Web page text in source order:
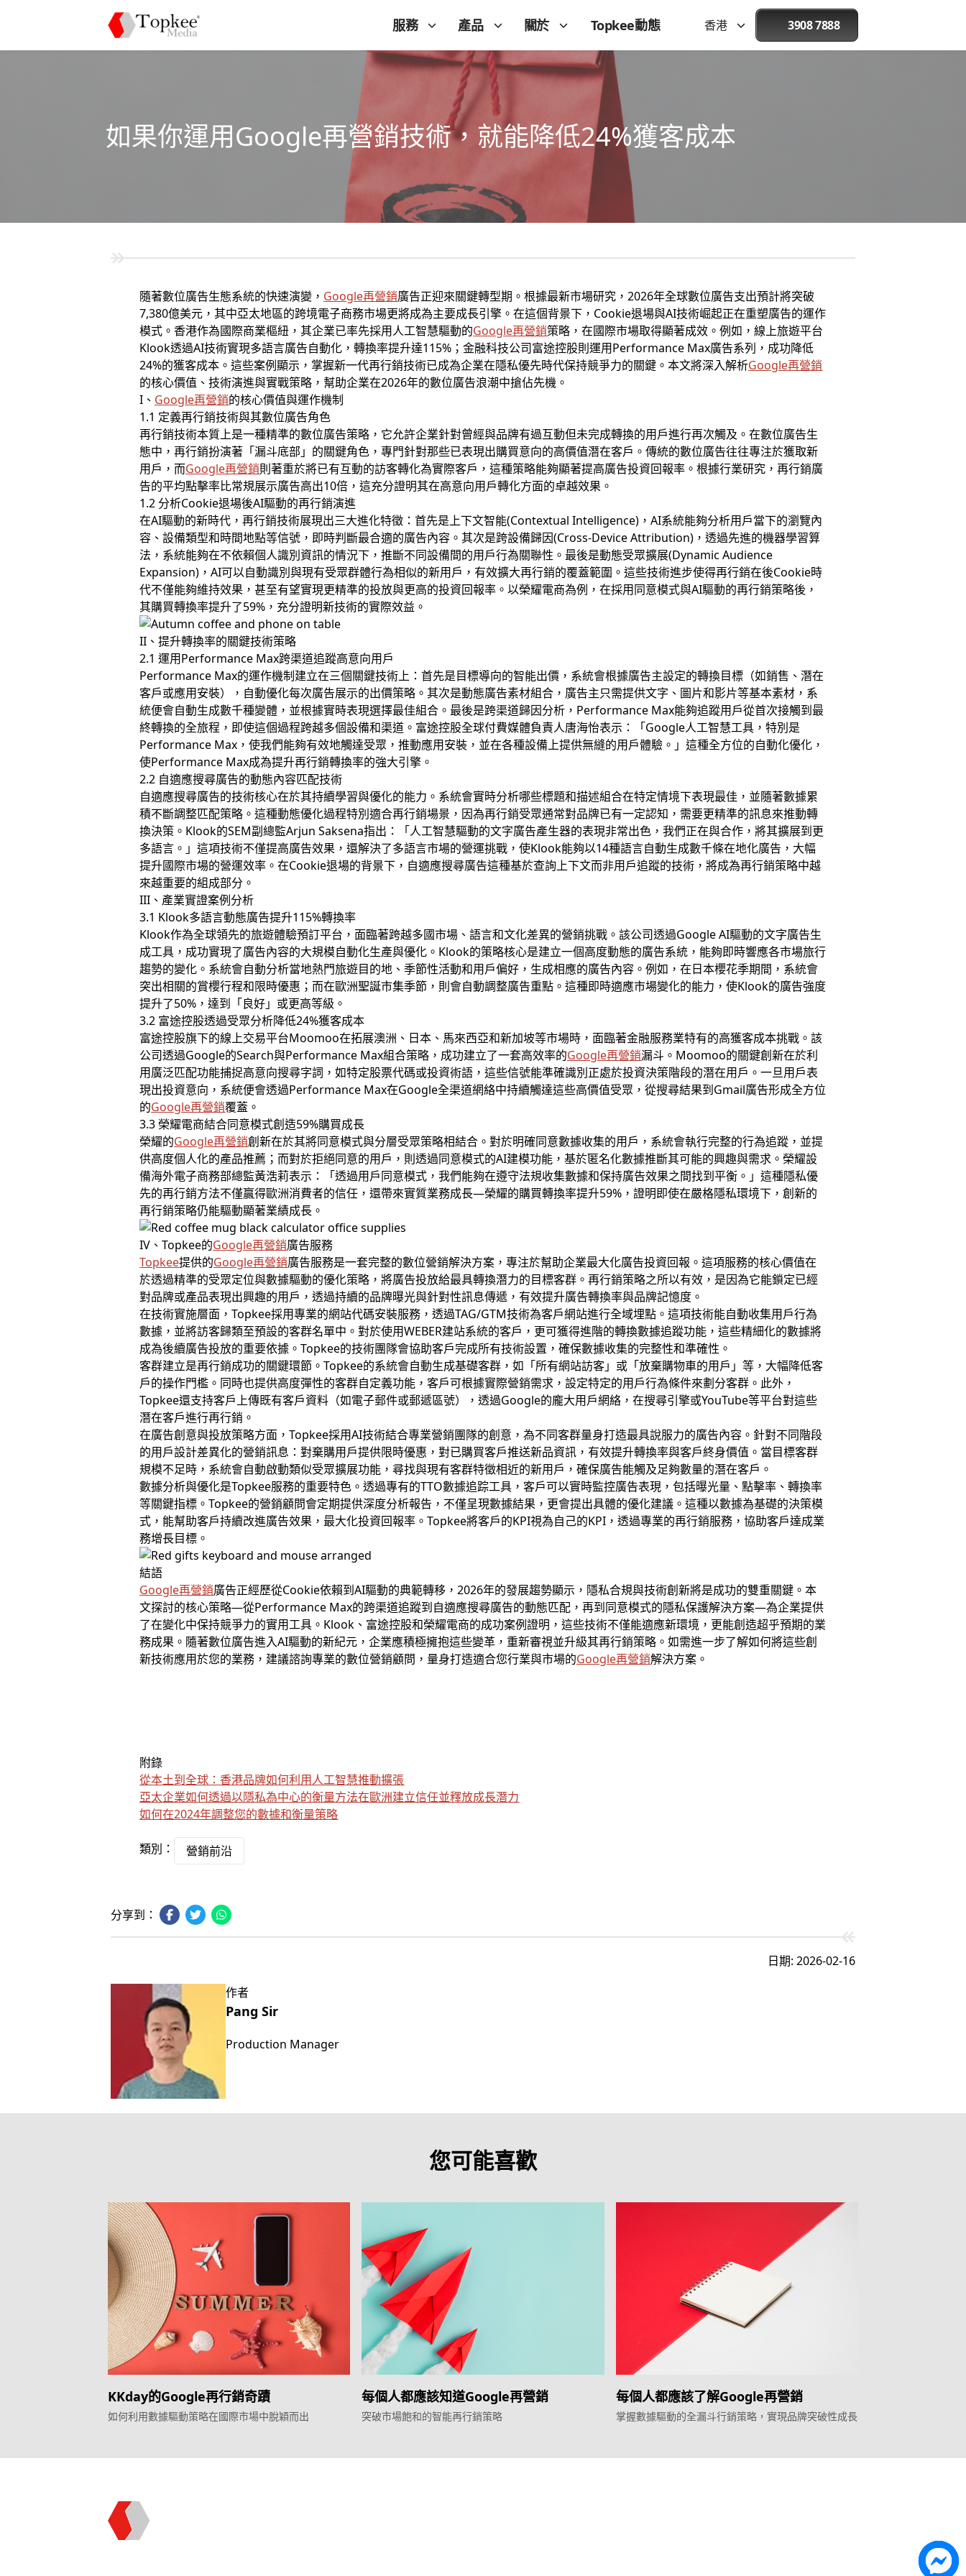
服務 產品 關於 Topkee動態 香港 3908 7888
如果你運用Google再營銷技術，就能降低24%獲客成本
隨著數位廣告生態系統的快速演變， Google再營銷廣告正迎來關鍵轉型期。根據最新市場研究，2026年全球數位廣告支出預計將突破
7,380億美元，其中亞太地區的跨境電子商務市場更將成為主要成長引擎。在這個背景下，Cookie退場與AI技術崛起正在重塑廣告的運作
模式。香港作為國際商業樞紐，其企業已率先採用人工智慧驅動的Google再營銷策略，在國際市場取得顯著成效。例如，線上旅遊平台
Klook透過AI技術實現多語言廣告自動化，轉換率提升達115%；金融科技公司富途控股則運用Performance Max廣告系列，成功降低
24%的獲客成本。這些案例顯示，掌握新一代再行銷技術已成為企業在隱私優先時代保持競爭力的關鍵。本文將深入解析Google再營銷
的核心價值、技術演進與實戰策略，幫助企業在2026年的數位廣告浪潮中搶佔先機。
I、 Google再營銷的核心價值與運作機制
1.1 定義再行銷技術與其數位廣告角色
再行銷技術本質上是一種精準的數位廣告策略，它允許企業針對曾經與品牌有過互動但未完成轉換的用戶進行再次觸及。在數位廣告生
態中，再行銷扮演著「漏斗底部」的關鍵角色，專門針對那些已表現出購買意向的高價值潛在客戶。傳統的數位廣告往往專注於獲取新
用戶，而Google再營銷則著重於將已有互動的訪客轉化為實際客戶，這種策略能夠顯著提高廣告投資回報率。根據行業研究，再行銷廣
告的平均點擊率比常規展示廣告高出10倍，這充分證明其在高意向用戶轉化方面的卓越效果。
1.2 分析Cookie退場後AI驅動的再行銷演進
在AI驅動的新時代，再行銷技術展現出三大進化特徵：首先是上下文智能(Contextual Intelligence)，AI系統能夠分析用戶當下的瀏覽內
容、設備類型和時間地點等信號，即時判斷最合適的廣告內容。其次是跨設備歸因(Cross-Device Attribution)，透過先進的機器學習算
法，系統能夠在不依賴個人識別資訊的情況下，推斷不同設備間的用戶行為關聯性。最後是動態受眾擴展(Dynamic Audience
Expansion)，AI可以自動識別與現有受眾群體行為相似的新用戶，有效擴大再行銷的覆蓋範圍。這些技術進步使得再行銷在後Cookie時
代不僅能夠維持效果，甚至有望實現更精準的投放與更高的投資回報率。以榮耀電商為例，在採用同意模式與AI驅動的再行銷策略後，
其購買轉換率提升了59%，充分證明新技術的實際效益。
II、提升轉換率的關鍵技術策略
2.1 運用Performance Max跨渠道追蹤高意向用戶
Performance Max的運作機制建立在三個關鍵技術上：首先是目標導向的智能出價，系統會根據廣告主設定的轉換目標（如銷售、潛在
客戶或應用安裝），自動優化每次廣告展示的出價策略。其次是動態廣告素材組合，廣告主只需提供文字、圖片和影片等基本素材，系
統便會自動生成數千種變體，並根據實時表現選擇最佳組合。最後是跨渠道歸因分析，Performance Max能夠追蹤用戶從首次接觸到最
終轉換的全旅程，即使這個過程跨越多個設備和渠道。富途控股全球付費媒體負責人唐海怡表示：「Google人工智慧工具，特別是
Performance Max，使我們能夠有效地觸達受眾，推動應用安裝，並在各種設備上提供無縫的用戶體驗。」這種全方位的自動化優化，
使Performance Max成為提升再行銷轉換率的強大引擎。
2.2 自適應搜尋廣告的動態內容匹配技術
自適應搜尋廣告的技術核心在於其持續學習與優化的能力。系統會實時分析哪些標題和描述組合在特定情境下表現最佳，並隨著數據累
積不斷調整匹配策略。這種動態優化過程特別適合再行銷場景，因為再行銷受眾通常對品牌已有一定認知，需要更精準的訊息來推動轉
換決策。Klook的SEM副總監Arjun Saksena指出：「人工智慧驅動的文字廣告產生器的表現非常出色，我們正在與合作，將其擴展到更
多語言。」這項技術不僅提高廣告效果，還解決了多語言市場的營運挑戰，使Klook能夠以14種語言自動生成數千條在地化廣告，大幅
提升國際市場的營運效率。在Cookie退場的背景下，自適應搜尋廣告這種基於查詢上下文而非用戶追蹤的技術，將成為再行銷策略中越
來越重要的組成部分。
III、產業實證案例分析
3.1 Klook多語言動態廣告提升115%轉換率
Klook作為全球領先的旅遊體驗預訂平台，面臨著跨越多國市場、語言和文化差異的營銷挑戰。該公司透過Google AI驅動的文字廣告生
成工具，成功實現了廣告內容的大規模自動化生產與優化。Klook的策略核心是建立一個高度動態的廣告系統，能夠即時響應各市場旅行
趨勢的變化。系統會自動分析當地熱門旅遊目的地、季節性活動和用戶偏好，生成相應的廣告內容。例如，在日本櫻花季期間，系統會
突出相關的賞櫻行程和限時優惠；而在歐洲聖誕市集季節，則會自動調整廣告重點。這種即時適應市場變化的能力，使Klook的廣告強度
提升了50%，達到「良好」或更高等級。
3.2 富途控股透過受眾分析降低24%獲客成本
富途控股旗下的線上交易平台Moomoo在拓展澳洲、日本、馬來西亞和新加坡等市場時，面臨著金融服務業特有的高獲客成本挑戰。該
公司透過Google的Search與Performance Max組合策略，成功建立了一套高效率的Google再營銷漏斗。Moomoo的關鍵創新在於利
用廣泛匹配功能捕捉高意向搜尋字詞，如特定股票代碼或投資術語，這些信號能準確識別正處於投資決策階段的潛在用戶。一旦用戶表
現出投資意向，系統便會透過Performance Max在Google全渠道網絡中持續觸達這些高價值受眾，從搜尋結果到Gmail廣告形成全方位
的Google再營銷覆蓋。
3.3 榮耀電商結合同意模式創造59%購買成長
榮耀的Google再營銷創新在於其將同意模式與分層受眾策略相結合。對於明確同意數據收集的用戶，系統會執行完整的行為追蹤，並提
供高度個人化的產品推薦；而對於拒絕同意的用戶，則透過同意模式的AI建模功能，基於匿名化數據推斷其可能的興趣與需求。榮耀設
備海外電子商務部總監黃浩莉表示：「透過用戶同意模式，我們能夠在遵守法規收集數據和保持廣告效果之間找到平衡。」這種隱私優
先的再行銷方法不僅贏得歐洲消費者的信任，還帶來實質業務成長—榮耀的購買轉換率提升59%，證明即使在嚴格隱私環境下，創新的
再行銷策略仍能驅動顯著業績成長。
IV、Topkee的Google再營銷廣告服務
Topkee提供的Google再營銷廣告服務是一套完整的數位營銷解決方案，專注於幫助企業最大化廣告投資回報。這項服務的核心價值在
於透過精準的受眾定位與數據驅動的優化策略，將廣告投放給最具轉換潛力的目標客群。再行銷策略之所以有效，是因為它能鎖定已經
對品牌或產品表現出興趣的用戶，透過持續的品牌曝光與針對性訊息傳遞，有效提升廣告轉換率與品牌記憶度。
在技術實施層面，Topkee採用專業的網站代碼安裝服務，透過TAG/GTM技術為客戶網站進行全域埋點。這項技術能自動收集用戶行為
數據，並將訪客歸類至預設的客群名單中。對於使用WEBER建站系統的客戶，更可獲得進階的轉換數據追蹤功能，這些精細化的數據將
成為後續廣告投放的重要依據。Topkee的技術團隊會協助客戶完成所有技術設置，確保數據收集的完整性和準確性。
客群建立是再行銷成功的關鍵環節。Topkee的系統會自動生成基礎客群，如「所有網站訪客」或「放棄購物車的用戶」等，大幅降低客
戶的操作門檻。同時也提供高度彈性的客群自定義功能，客戶可根據實際營銷需求，設定特定的用戶行為條件來劃分客群。此外，
Topkee還支持客戶上傳既有客戶資料（如電子郵件或郵遞區號），透過Google的龐大用戶網絡，在搜尋引擎或YouTube等平台對這些
潛在客戶進行再行銷。
在廣告創意與投放策略方面，Topkee採用AI技術結合專業營銷團隊的創意，為不同客群量身打造最具說服力的廣告內容。針對不同階段
的用戶設計差異化的營銷訊息：對棄購用戶提供限時優惠，對已購買客戶推送新品資訊，有效提升轉換率與客戶終身價值。當目標客群
規模不足時，系統會自動啟動類似受眾擴展功能，尋找與現有客群特徵相近的新用戶，確保廣告能觸及足夠數量的潛在客戶。
數據分析與優化是Topkee服務的重要特色。透過專有的TTO數據追踪工具，客戶可以實時監控廣告表現，包括曝光量、點擊率、轉換率
等關鍵指標。Topkee的營銷顧問會定期提供深度分析報告，不僅呈現數據結果，更會提出具體的優化建議。這種以數據為基礎的決策模
式，能幫助客戶持續改進廣告效果，最大化投資回報率。Topkee將客戶的KPI視為自己的KPI，透過專業的再行銷服務，協助客戶達成業
務增長目標。
結語
Google再營銷廣告正經歷從Cookie依賴到AI驅動的典範轉移，2026年的發展趨勢顯示，隱私合規與技術創新將是成功的雙重關鍵。本
文探討的核心策略—從Performance Max的跨渠道追蹤到自適應搜尋廣告的動態匹配，再到同意模式的隱私保護解決方案—為企業提供
了在變化中保持競爭力的實用工具。Klook、富途控股和榮耀電商的成功案例證明，這些技術不僅能適應新環境，更能創造超乎預期的業
務成果。隨著數位廣告進入AI驅動的新紀元，企業應積極擁抱這些變革，重新審視並升級其再行銷策略。如需進一步了解如何將這些創
新技術應用於您的業務，建議諮詢專業的數位營銷顧問，量身打造適合您行業與市場的Google再營銷解決方案。
附錄
從本土到全球：香港品牌如何利用人工智慧推動擴張
亞太企業如何透過以隱私為中心的衡量方法在歐洲建立信任並釋放成長潛力
如何在2024年調整您的數據和衡量策略
類別： 營銷前沿
分享到：
日期: 2026-02-16
作者
Pang Sir
Production Manager
您可能喜歡
KKday的Google再行銷奇蹟
如何利用數據驅動策略在國際市場中脫穎而出
每個人都應該知道Google再營銷
突破市場飽和的智能再行銷策略
每個人都應該了解Google再營銷
掌握數據驅動的全漏斗行銷策略，實現品牌突破性成長